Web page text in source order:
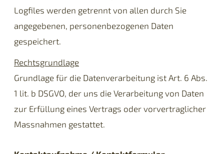
Logfiles werden getrennt von allen durch Sie
angegebenen, personenbezogenen Daten
gespeichert.
Rechtsgrundlage
Grundlage für die Datenverarbeitung ist Art. 6 Abs.
1 lit. b DSGVO, der uns die Verarbeitung von Daten
zur Erfüllung eines Vertrags oder vorvertraglicher
Massnahmen gestattet.